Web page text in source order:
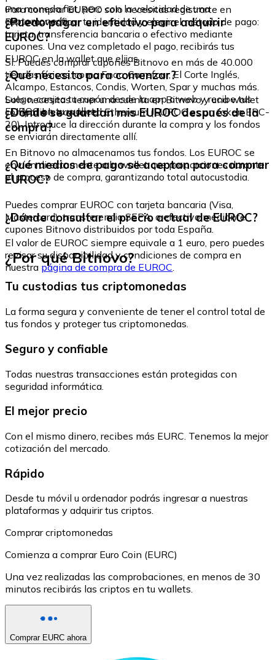
una moneda fiat, pero con la velocidad de una
criptomoneda.
Para comprar EUROC solo necesitas registrarte en
Bitnovo, verificar tu identidad y elegir el método de pago:
tarjeta, transferencia bancaria o efectivo mediante
cupones. Una vez completado el pago, recibirás tus
EUROC en la wallet que elijas.
¿Puedo pagar en efectivo para adquirir
EUROC?
Sí. Puedes comprar cupones Bitnovo en más de 40.000
tiendas físicas, como Fnac, Carrefour, El Corte Inglés,
Alcampo, Estancos, Condis, Worten, Spar y muchas más.
Luego, canjea tu cupón desde la app o web y recibe tus
EUROC en tu wallet.
¿Qué necesito para comenzar?
Solo necesitas tener una cuenta en Bitnovo y una wallet
compatible con la red Ethereum (EUROC es un token ERC-
20). Introduce la dirección durante la compra y los fondos
se enviarán directamente allí.
¿Dónde se guardan mis EUROC después de la
compra?
En Bitnovo no almacenamos tus fondos. Los EUROC se
envían directamente a la wallet que proporciones durante
el proceso de compra, garantizando total autocustodia.
¿Qué medios de pago se aceptan para comprar
EUROC?
Puedes comprar EUROC con tarjeta bancaria (Visa,
Mastercard), transferencia SEPA, o efectivo mediante
cupones Bitnovo distribuidos por toda España.
¿Dónde consultar el precio actual de EUROC?
El valor de EUROC siempre equivale a 1 euro, pero puedes
revisar su disponibilidad y condiciones de compra en
nuestra página de compra de EUROC
¿Por qué Bitnovo?
Tu custodias tus criptomonedas
La forma segura y conveniente de tener el control total de
tus fondos y proteger tus criptomonedas.
Seguro y confiable
Todas nuestras transacciones están protegidas con
seguridad informática.
El mejor precio
Con el mismo dinero, recibes más EURC. Tenemos la mejor
cotización del mercado.
Rápido
Desde tu móvil u ordenador podrás ingresar a nuestras
plataformas y adquirir tus criptos.
Comprar criptomonedas
Comienza a comprar Euro Coin (EURC)
Una vez realizadas las comprobaciones, en menos de 30
minutos recibirás las criptos en tu wallets.
Comprar EURC ahora